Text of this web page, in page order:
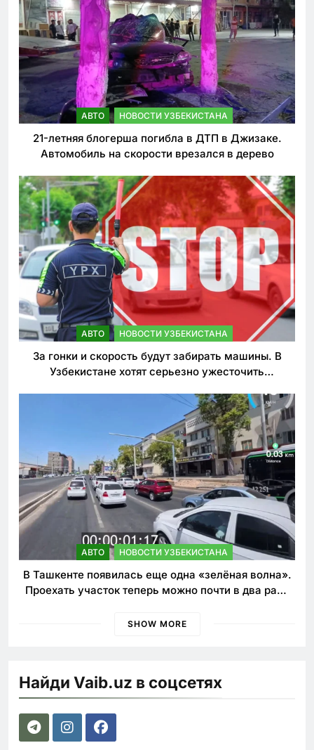
АВТО НОВОСТИ УЗБЕКИСТАНА
21-летняя блогерша погибла в ДТП в Джизаке.
Автомобиль на скорости врезался в дерево
АВТО НОВОСТИ УЗБЕКИСТАНА
За гонки и скорость будут забирать машины. В
Узбекистане хотят серьезно ужесточить
АВТО НОВОСТИ УЗБЕКИСТАНА
В Ташкенте появилась еще одна «зелёная волна».
Проехать участок теперь можно почти в два раза
SHOW MORE
Найди Vaib.uz в соцсетях